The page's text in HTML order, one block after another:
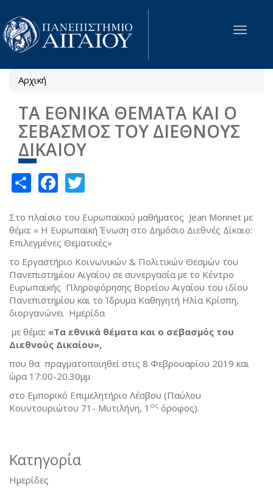
Παράκαμψη προς το κυρίως περιεχόμενο
Toggle
Είστε εδώ
Αρχική
ΤΑ ΕΘΝΙΚΆ ΘΈΜΑΤΑ ΚΑΙ Ο
ΣΕΒΑΣΜΌΣ ΤΟΥ ΔΙΕΘΝΟΎΣ
ΔΙΚΑΊΟΥ
ShareFacebook
Στο πλαίσιο του Ευρωπαϊκού μαθήματος Jean Monnet με
θέμα: « Η Ευρωπαϊκή Ένωση στο Δημόσιο Διεθνές Δίκαιο:
Επιλεγμένες Θεματικές»
το Εργαστήριο Κοινωνικών & Πολιτικών Θεσμών του
Πανεπιστημίου Αιγαίου σε συνεργασία με το Κέντρο
Ευρωπαϊκής Πληροφόρησης Βορείου Αιγαίου του ιδίου
Πανεπιστημίου και το Ίδρυμα Καθηγητή Ηλία Κρίσπη,
διοργανώνει Ημερίδα
με θέμα: «Τα εθνικά θέματα και ο σεβασμός του
Διεθνούς Δικαίου»,
που θα πραγματοποιηθεί στις 8 Φεβρουαρίου 2019 και
ώρα 17:00-20.30μμ
στο Εμπορικό Επιμελητήριο Λέσβου (Παύλου
Κουντουριώτου 71- Μυτιλήνη, 1 ος όροφος).
Κατηγορία
Ημερίδες